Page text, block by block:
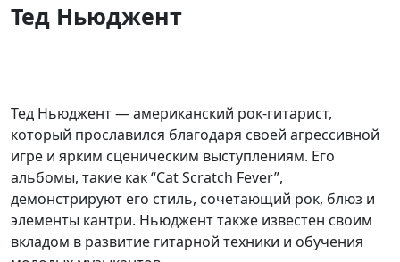
Тед Ньюджент
Тед Ньюджент — американский рок-гитарист,
который прославился благодаря своей агрессивной
игре и ярким сценическим выступлениям. Его
альбомы, такие как “Cat Scratch Fever”,
демонстрируют его стиль, сочетающий рок, блюз и
элементы кантри. Ньюджент также известен своим
вкладом в развитие гитарной техники и обучения